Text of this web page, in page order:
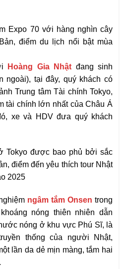
Hoàng Gia Nhật đang sinh
ngoài), tại đây, quý khách có
Trung tâm Tài chính Tokyo,
tài chính lớn nhất của Châu Á
xe và HDV đưa quý khách
ngâm tắm Onsen trong
nóng thiên nhiên dẫn
nóng ở khu vực Phú Sĩ, là
thống của người Nhật,
lần da dẻ mịn màng, tắm hai